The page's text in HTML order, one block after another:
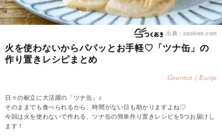
出典：cookien.com
火を使わないからパパッとお手軽♡「ツナ缶」の
作り置きレシピまとめ
Gourmet / Recipe
日々の献立に大活躍の「ツナ缶」♪
そのままでも食べられるから、時間がない日も助かりますよね♡
今回は火を使わないで作れる、ツナ缶の簡単作り置きレシピを5つお届けし
ます！